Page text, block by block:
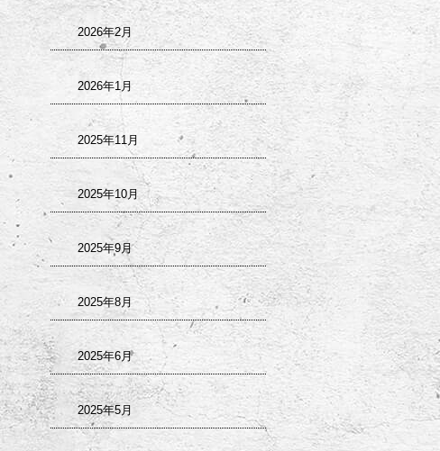
2026年2月
2026年1月
2025年11月
2025年10月
2025年9月
2025年8月
2025年6月
2025年5月